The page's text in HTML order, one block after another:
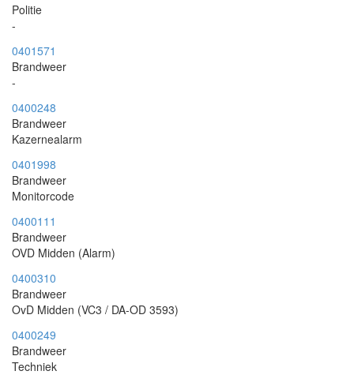
Politie
-
0401571
Brandweer
-
0400248
Brandweer
Kazernealarm
0401998
Brandweer
Monitorcode
0400111
Brandweer
OVD Midden (Alarm)
0400310
Brandweer
OvD Midden (VC3 / DA-OD 3593)
0400249
Brandweer
Techniek